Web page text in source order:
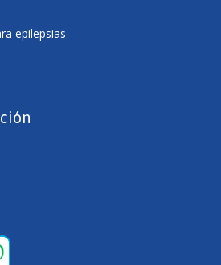
epilepsias